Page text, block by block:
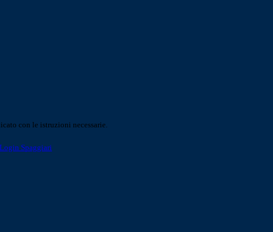
con le istruzioni necessarie.
Login Spaggiari